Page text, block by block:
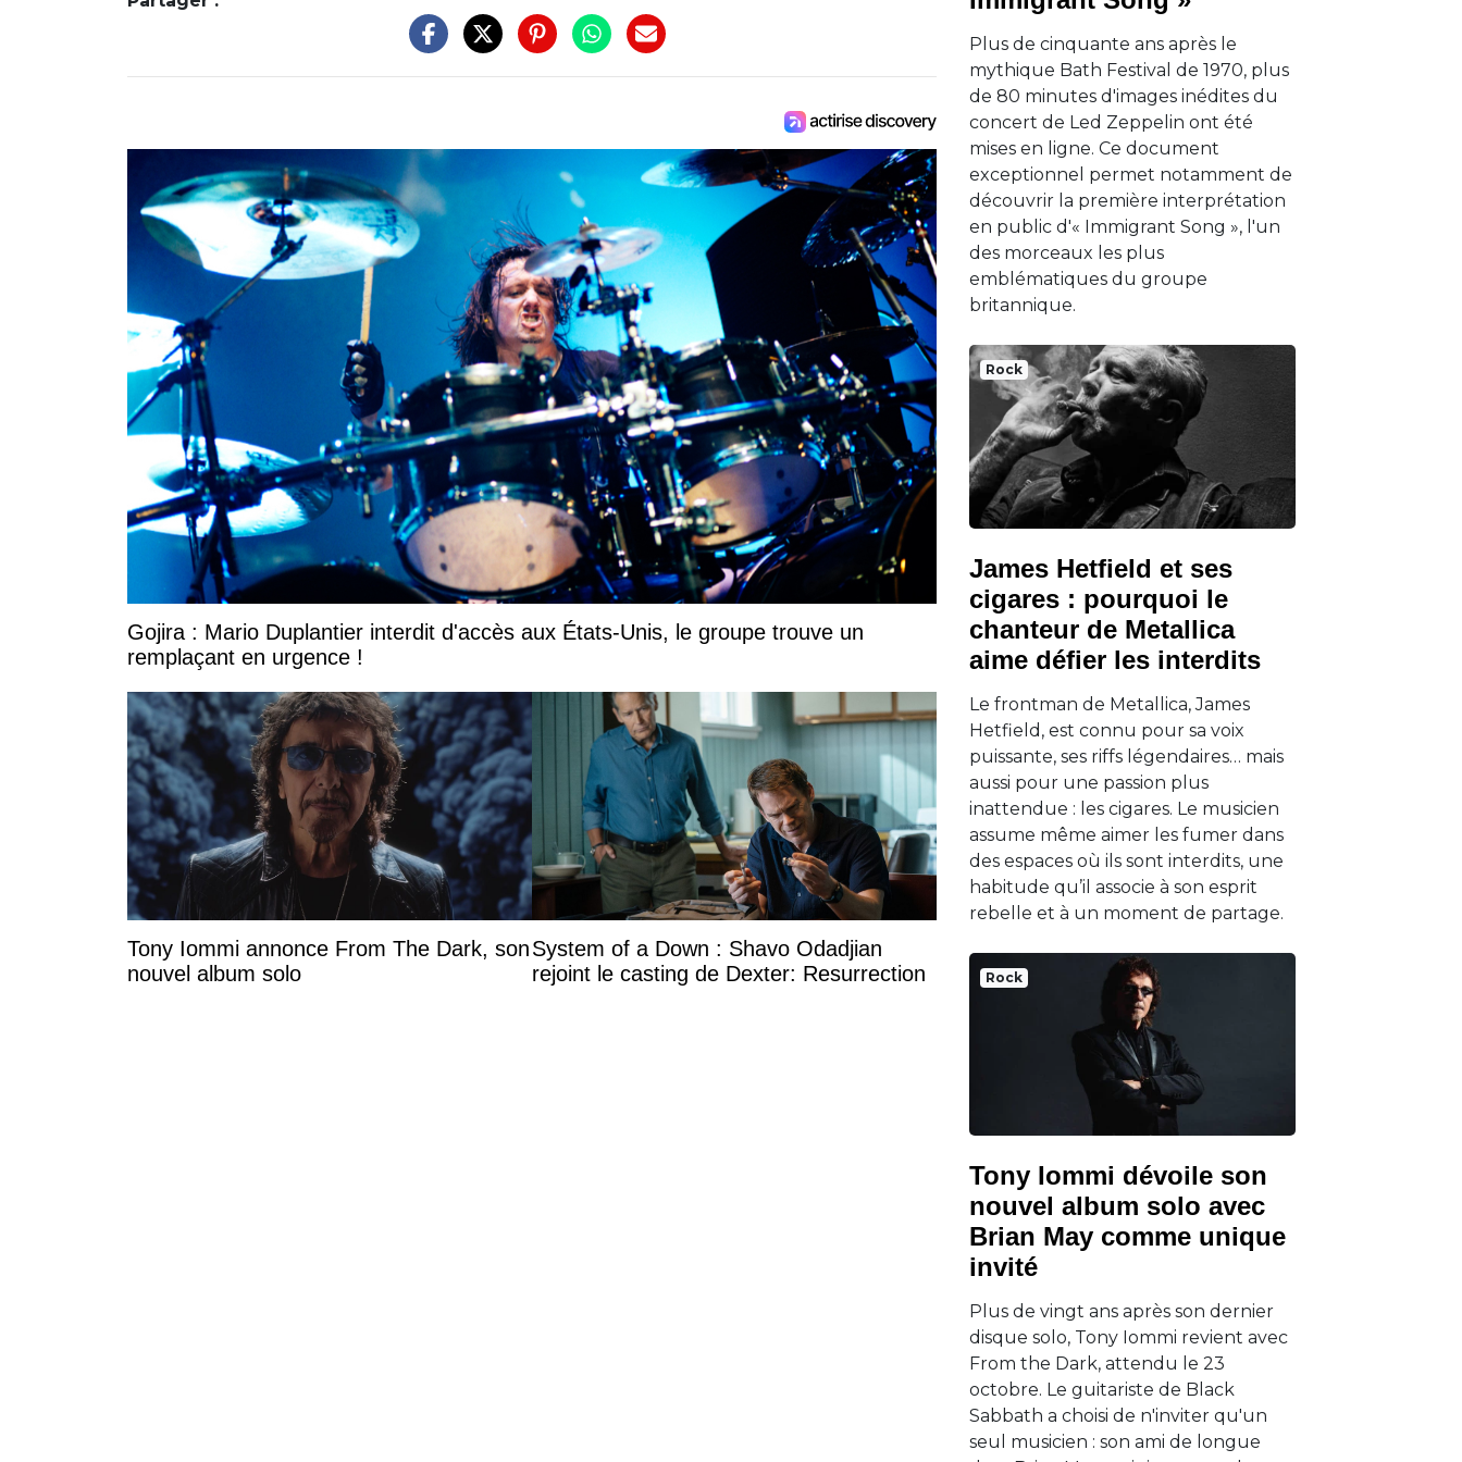
Gojira : Mario Duplantier interdit d'accès aux États-Unis, le groupe trouve un
remplaçant en urgence !
Tony Iommi annonce From The Dark, son
nouvel album solo
System of a Down : Shavo Odadjian
rejoint le casting de Dexter: Resurrection
Plus de cinquante ans après le
mythique Bath Festival de 1970, plus
de 80 minutes d'images inédites du
concert de Led Zeppelin ont été
mises en ligne. Ce document
exceptionnel permet notamment de
découvrir la première interprétation
en public d'« Immigrant Song », l'un
des morceaux les plus
emblématiques du groupe
britannique.
Rock
James Hetfield et ses
cigares : pourquoi le
chanteur de Metallica
aime défier les interdits
Le frontman de Metallica, James
Hetfield, est connu pour sa voix
puissante, ses riffs légendaires… mais
aussi pour une passion plus
inattendue : les cigares. Le musicien
assume même aimer les fumer dans
des espaces où ils sont interdits, une
habitude qu’il associe à son esprit
rebelle et à un moment de partage.
Rock
Tony Iommi dévoile son
nouvel album solo avec
Brian May comme unique
invité
Plus de vingt ans après son dernier
disque solo, Tony Iommi revient avec
From the Dark, attendu le 23
octobre. Le guitariste de Black
Sabbath a choisi de n'inviter qu'un
seul musicien : son ami de longue